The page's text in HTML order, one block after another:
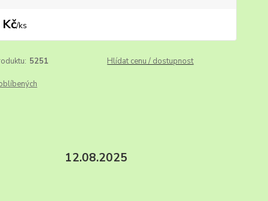
/ks
5251 Hlídat cenu / dostupnost
o. 12.08.2025